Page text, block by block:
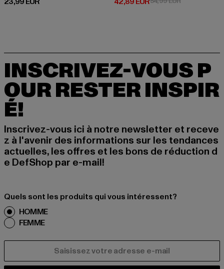
INSCRIVEZ-VOUS P
OUR RESTER INSPIR
É!
Inscrivez-vous ici à notre newsletter et receve
z à l'avenir des informations sur les tendances
actuelles, les offres et les bons de réduction d
e DefShop par e-mail!
Quels sont les produits qui vous intéressent?
HOMME
FEMME